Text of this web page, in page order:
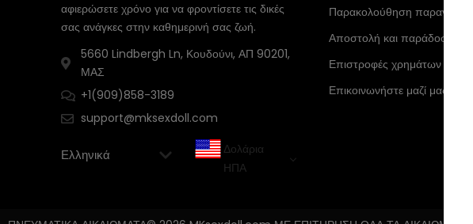
αφιερώσετε χρόνο για να φροντίσετε τις δικές
σας ανάγκες στην καθημερινή σας ζωή.
5660 Lindbergh Ln, Κουδούνι, ΑΠ 90201,
ΜΑΣ
+1(909)858-3189
support@mksexdoll.com
Δολάρια
ΗΠΑ
Παρακολούθηση παραγγελιών
Αποστολή και παράδοση
Επιστροφές χρημάτων
Επικοινωνήστε μαζί μας